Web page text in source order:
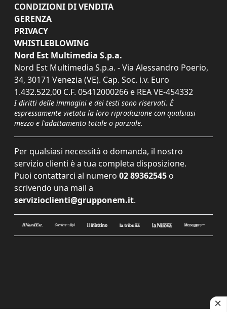
CONDIZIONI DI VENDITA
GERENZA
PRIVACY
WHISTLEBLOWING
Nord Est Multimedia S.p.a.
Nord Est Multimedia S.p.a. - Via Alessandro Poerio,
34, 30171 Venezia (VE). Cap. Soc. i.v. Euro
1.432.522,00 C.F. 05412000266 e REA VE-454332
I diritti delle immagini e dei testi sono riservati. È
espressamente vietata la loro riproduzione con qualsiasi
mezzo e l'adattamento totale o parziale.
Per qualsiasi necessità o domanda, il nostro
servizio clienti è a tua completa disposizione.
Puoi contattarci al numero 02 89362545 o
scrivendo una mail a
servizioclienti@grupponem.it.